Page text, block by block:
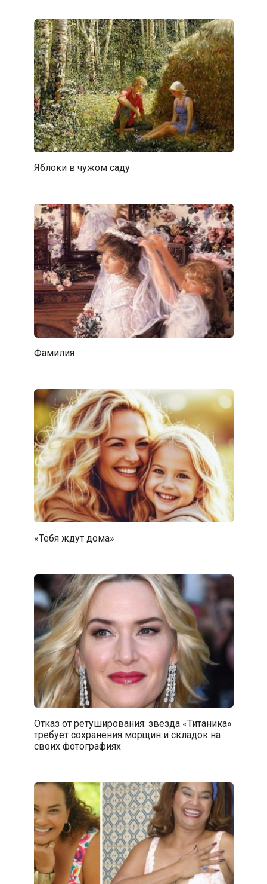
Яблоки в чужом саду
Фамилия
«Тебя ждут дома»
Отказ от ретуширования: звезда «Титаника»
требует сохранения морщин и складок на
своих фотографиях